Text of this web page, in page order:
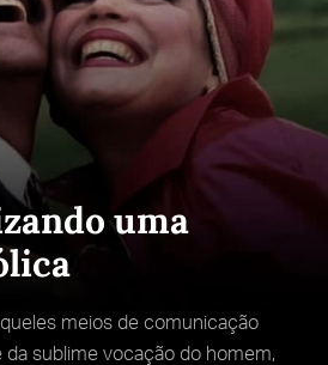
uma
meios de comunicação
sublime vocação do homem,